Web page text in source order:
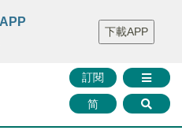
FINMETA 財華證券 媒體矩陣
智庫沙龍
聯絡我們
訂閱
简
下載APP